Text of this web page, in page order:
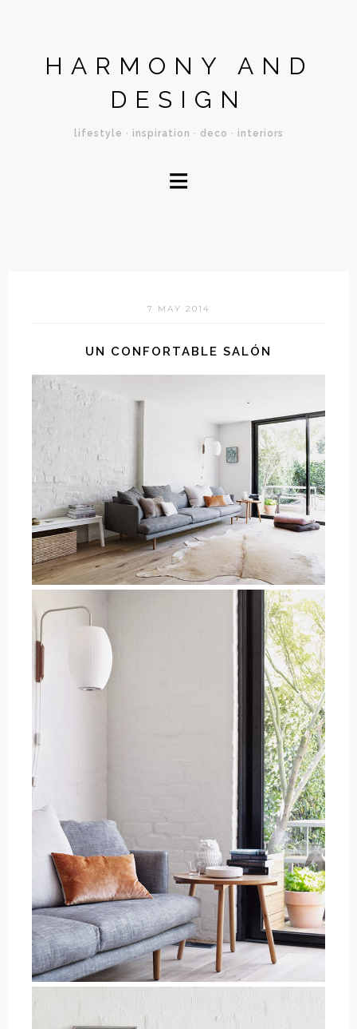
HARMONY AND
DESIGN
lifestyle · inspiration · deco · interiors
≡
7 MAY 2014
UN CONFORTABLE SALÓN